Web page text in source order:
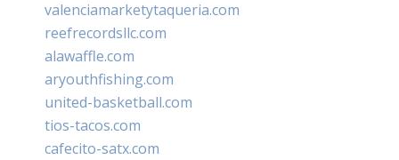
valenciamarketytaqueria.com
reefrecordsllc.com
alawaffle.com
aryouthfishing.com
united-basketball.com
tios-tacos.com
cafecito-satx.com